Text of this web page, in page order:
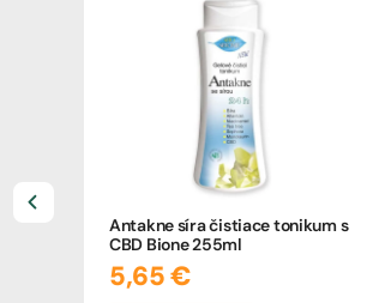
Antakne síra čistiace tonikum s
CBD Bione 255ml
5,65 €